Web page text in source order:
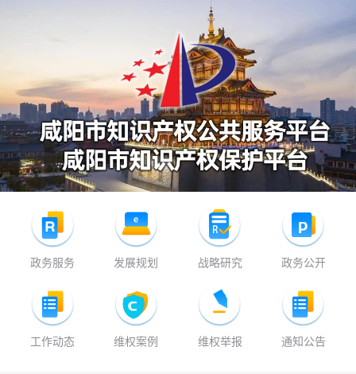
政务服务 发展规划 战略研究 政务公开
工作动态 维权案例 维权举报 通知公告